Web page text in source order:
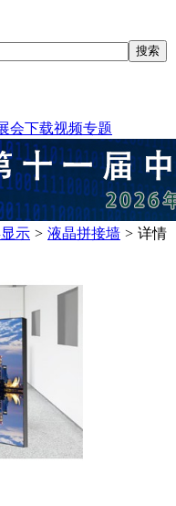
会下载视频专题
示 > 液晶拼接墙 > 详情